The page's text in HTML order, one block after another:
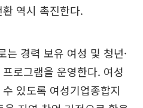
역시 촉진한다.
는 경력 보유 여성 및 청년·
로그램을 운영한다. 여성
있도록 여성기업종합지